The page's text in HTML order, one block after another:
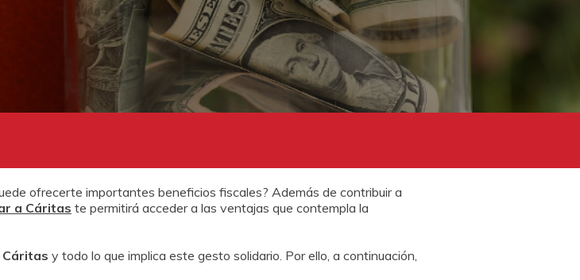
ofrecerte importantes beneficios fiscales? Además de contribuir a
a Cáritas te permitirá acceder a las ventajas que contempla la
Cáritas y todo lo que implica este gesto solidario. Por ello, a continuación,